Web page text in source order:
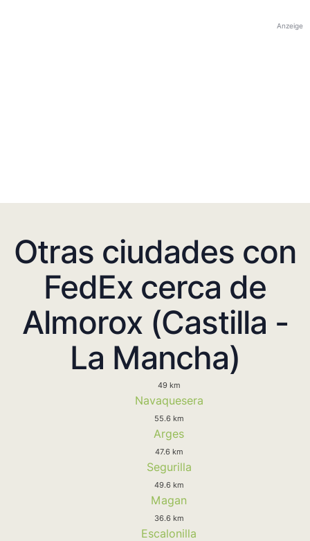
Anzeige
Otras ciudades con
FedEx cerca de
Almorox (Castilla -
La Mancha)
49 km
Navaquesera
55.6 km
Arges
47.6 km
Segurilla
49.6 km
Magan
36.6 km
Escalonilla